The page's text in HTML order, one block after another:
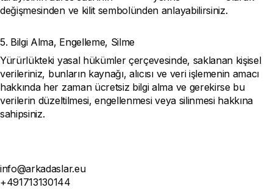
değişmesinden ve kilit sembolünden anlayabilirsiniz.
5. Bilgi Alma, Engelleme, Silme
Yürürlükteki yasal hükümler çerçevesinde, saklanan kişisel
verileriniz, bunların kaynağı, alıcısı ve veri işlemenin amacı
hakkında her zaman ücretsiz bilgi alma ve gerekirse bu
verilerin düzeltilmesi, engellenmesi veya silinmesi hakkına
sahipsiniz.
info@arkadaslar.eu
+491713130144